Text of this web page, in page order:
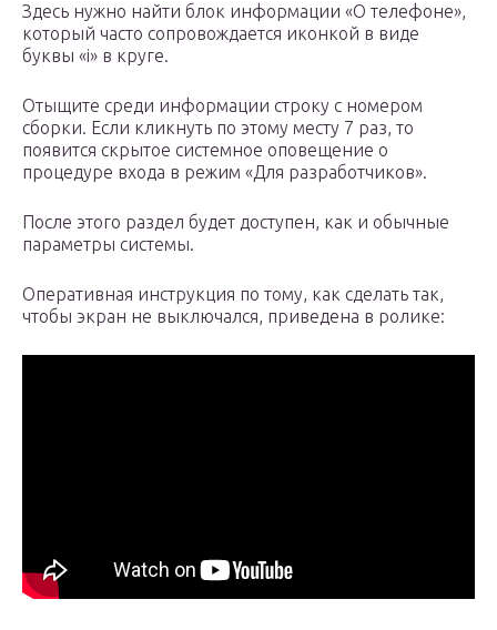
Здесь нужно найти блок информации «О телефоне»,
который часто сопровождается иконкой в виде
буквы «i» в круге.
Отыщите среди информации строку с номером
сборки. Если кликнуть по этому месту 7 раз, то
появится скрытое системное оповещение о
процедуре входа в режим «Для разработчиков».
После этого раздел будет доступен, как и обычные
параметры системы.
Оперативная инструкция по тому, как сделать так,
чтобы экран не выключался, приведена в ролике: